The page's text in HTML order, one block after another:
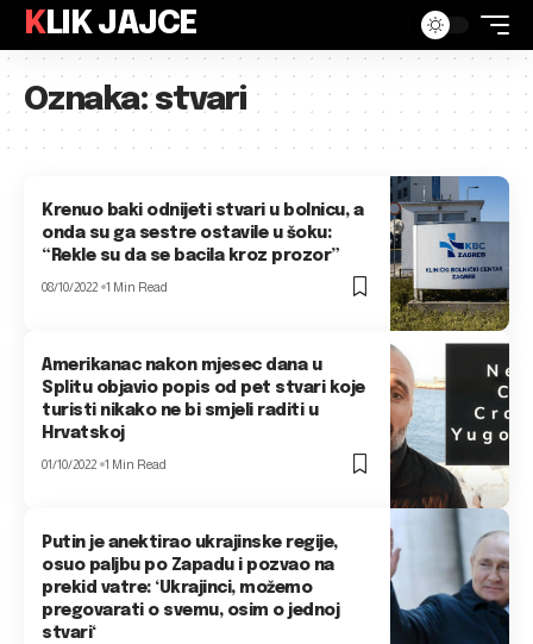
KLIK JAJCE
Oznaka:stvari
Krenuo baki odnijeti stvari u bolnicu, a
onda su ga sestre ostavile u šoku:
“Rekle su da se bacila kroz prozor”
08/10/2022 1 Min Read
Amerikanac nakon mjesec dana u
Splitu objavio popis od pet stvari koje
turisti nikako ne bi smjeli raditi u
Hrvatskoj
01/10/2022 1 Min Read
Putin je anektirao ukrajinske regije,
osuo paljbu po Zapadu i pozvao na
prekid vatre: ‘Ukrajinci, možemo
pregovarati o svemu, osim o jednoj
stvari‘